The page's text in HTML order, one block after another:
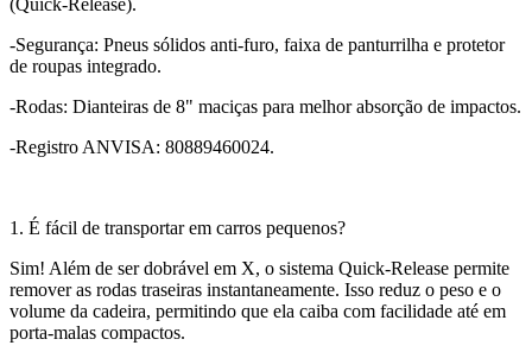
(Quick-Release).
-Segurança: Pneus sólidos anti-furo, faixa de panturrilha e protetor
de roupas integrado.
-Rodas: Dianteiras de 8" maciças para melhor absorção de impactos.
-Registro ANVISA: 80889460024.
1. É fácil de transportar em carros pequenos?
Sim! Além de ser dobrável em X, o sistema Quick-Release permite
remover as rodas traseiras instantaneamente. Isso reduz o peso e o
volume da cadeira, permitindo que ela caiba com facilidade até em
porta-malas compactos.